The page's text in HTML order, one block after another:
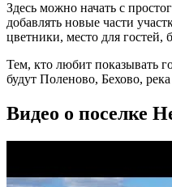
Здесь можно начать с
добавлять новые части
цветники, место для гостей,
Тем, кто любит показывать
будут Поленово, Бехово,
Видео о поселке